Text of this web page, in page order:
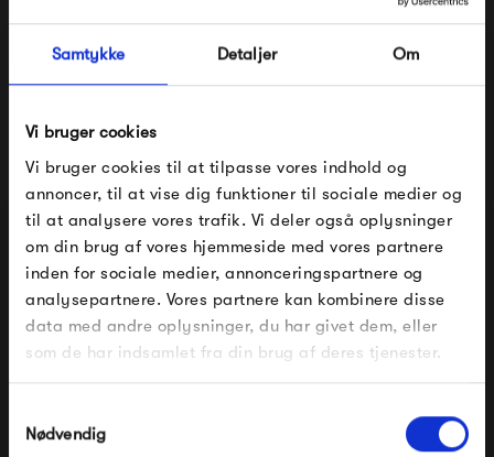
Samtykke Detaljer Om
Vi bruger cookies
Vi bruger cookies til at tilpasse vores indhold og
annoncer, til at vise dig funktioner til sociale medier og
til at analysere vores trafik. Vi deler også oplysninger
om din brug af vores hjemmeside med vores partnere
inden for sociale medier, annonceringspartnere og
analysepartnere. Vores partnere kan kombinere disse
data med andre oplysninger, du har givet dem, eller
som de har indsamlet fra din brug af deres tjenester.
Nødvendig
må ikke glemme, at Fatboy også laver hængekøjer, lamper
og meget andet. Så uanset om du er voksen, barn eller
hund, har Fatboy noget til dig!
Produkter fra samme kategori
FÅ 10% PÅ DIN NÆSTE ORDRE
Indtast din e-mail, så sender vi rabatkoden til dig på
mail. Minimumsbeløb er 499 kr. for at indløse
rabatten.
Gælder ikke på produkter fra Fermob, File Under